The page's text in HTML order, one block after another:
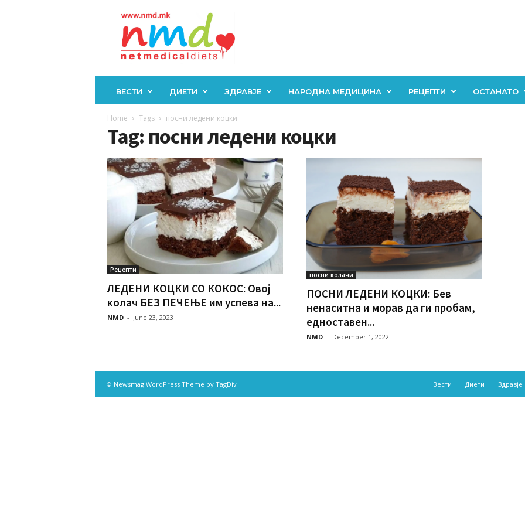
ВЕСТИ ДИЕТИ ЗДРАВЈЕ НАРОДНА МЕДИЦИНА РЕЦЕПТИ ОСТАНАТО
Home Tags посни ледени коцки
Tag: посни ледени коцки
Рецепти
ЛЕДЕНИ КОЦКИ СО КОКОС: Овој
колач БЕЗ ПЕЧЕЊЕ им успева на...
NMD - June 23, 2023
посни колачи
ПОСНИ ЛЕДЕНИ КОЦКИ: Бев
ненаситна и морав да ги пробам,
едноставен...
NMD - December 1, 2022
Вести Диети Здравје
© Newsmag WordPress Theme by TagDiv